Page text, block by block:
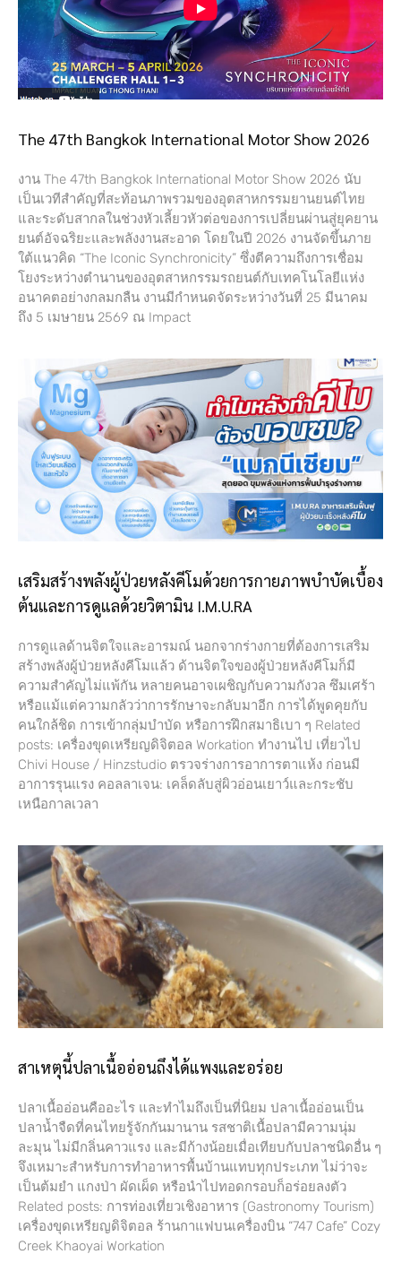
The 47th Bangkok International Motor Show 2026
งาน The 47th Bangkok International Motor Show 2026 นับ
เป็นเวทีสำคัญที่สะท้อนภาพรวมของอุตสาหกรรมยานยนต์ไทย
และระดับสากลในช่วงหัวเลี้ยวหัวต่อของการเปลี่ยนผ่านสู่ยุคยาน
ยนต์อัจฉริยะและพลังงานสะอาด โดยในปี 2026 งานจัดขึ้นภาย
ใต้แนวคิด “The Iconic Synchronicity” ซึ่งตีความถึงการเชื่อม
โยงระหว่างตำนานของอุตสาหกรรมรถยนต์กับเทคโนโลยีแห่ง
อนาคตอย่างกลมกลืน งานมีกำหนดจัดระหว่างวันที่ 25 มีนาคม
ถึง 5 เมษายน 2569 ณ Impact
เสริมสร้างพลังผู้ป่วยหลังคีโมด้วยการกายภาพบำบัดเบื้อง
ต้นและการดูแลด้วยวิตามิน I.M.U.RA
การดูแลด้านจิตใจและอารมณ์ นอกจากร่างกายที่ต้องการเสริม
สร้างพลังผู้ป่วยหลังคีโมแล้ว ด้านจิตใจของผู้ป่วยหลังคีโมก็มี
ความสำคัญไม่แพ้กัน หลายคนอาจเผชิญกับความกังวล ซึมเศร้า
หรือแม้แต่ความกลัวว่าการรักษาจะกลับมาอีก การได้พูดคุยกับ
คนใกล้ชิด การเข้ากลุ่มบำบัด หรือการฝึกสมาธิเบา ๆ Related
posts: เครื่องขุดเหรียญดิจิตอล Workation ทำงานไป เที่ยวไป
Chivi House / Hinzstudio ตรวจร่างการอาการตาแห้ง ก่อนมี
อาการรุนแรง คอลลาเจน: เคล็ดลับสู่ผิวอ่อนเยาว์และกระชับ
เหนือกาลเวลา
สาเหตุนี้ปลาเนื้ออ่อนถึงได้แพงและอร่อย
ปลาเนื้ออ่อนคืออะไร และทำไมถึงเป็นที่นิยม ปลาเนื้ออ่อนเป็น
ปลาน้ำจืดที่คนไทยรู้จักกันมานาน รสชาติเนื้อปลามีความนุ่ม
ละมุน ไม่มีกลิ่นคาวแรง และมีก้างน้อยเมื่อเทียบกับปลาชนิดอื่น ๆ
จึงเหมาะสำหรับการทำอาหารพื้นบ้านแทบทุกประเภท ไม่ว่าจะ
เป็นต้มยำ แกงป่า ผัดเผ็ด หรือนำไปทอดกรอบก็อร่อยลงตัว
Related posts: การท่องเที่ยวเชิงอาหาร (Gastronomy Tourism)
เครื่องขุดเหรียญดิจิตอล ร้านกาแฟบนเครื่องบิน “747 Cafe” Cozy
Creek Khaoyai Workation